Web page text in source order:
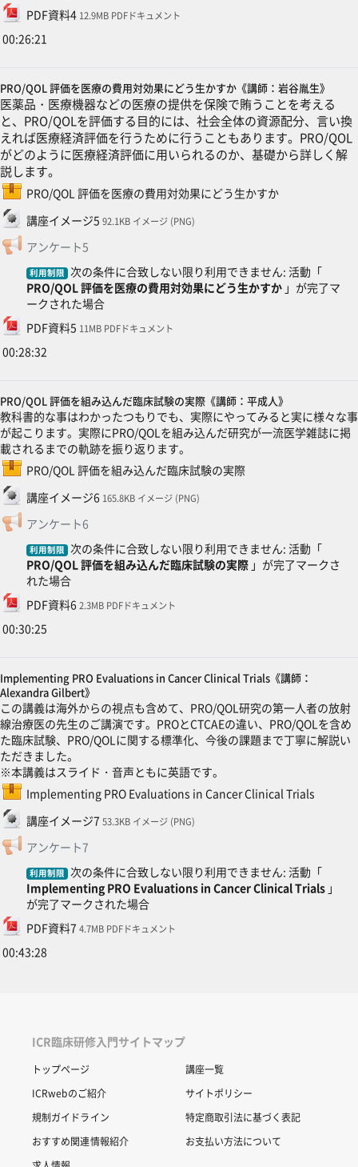
PDF資料4
ファイル12.9MB PDFドキュメント
00:26:21
PRO/QOL 評価を医療の費用対効果にどう生かすか《講師：岩谷胤生》
医薬品・医療機器などの医療の提供を保険で賄うことを考える
と、PRO/QOLを評価する目的には、社会全体の資源配分、言い換
えれば医療経済評価を行うために行うこともあります。PRO/QOL
がどのように医療経済評価に用いられるのか、基礎から詳しく解
説します。
PRO/QOL 評価を医療の費用対効果にどう生かすかSCORMパッケージ
講座イメージ5ファイル92.1KB イメージ (PNG)
アンケート5フィードバック
利用制限 次の条件に合致しない限り利用できません: 活動「
PRO/QOL 評価を医療の費用対効果にどう生かすか」が完了マ
ークされた場合
PDF資料5
ファイル11MB PDFドキュメント
00:28:32
PRO/QOL 評価を組み込んだ臨床試験の実際《講師：平成人》
教科書的な事はわかったつもりでも、実際にやってみると実に様々な事
が起こります。実際にPRO/QOLを組み込んだ研究が一流医学雑誌に掲
載されるまでの軌跡を振り返ります。
PRO/QOL 評価を組み込んだ臨床試験の実際SCORMパッケージ
講座イメージ6ファイル165.8KB イメージ (PNG)
アンケート6フィードバック
利用制限 次の条件に合致しない限り利用できません: 活動「
PRO/QOL 評価を組み込んだ臨床試験の実際」が完了マークさ
れた場合
PDF資料6
ファイル2.3MB PDFドキュメント
00:30:25
Implementing PRO Evaluations in Cancer Clinical Trials《講師：
Alexandra Gilbert》
この講義は海外からの視点も含めて、PRO/QOL研究の第一人者の放射
線治療医の先生のご講演です。PROとCTCAEの違い、PRO/QOLを含め
た臨床試験、PRO/QOLに関する標準化、今後の課題まで丁寧に解説い
ただきました。
※本講義はスライド・音声ともに英語です。
Implementing PRO Evaluations in Cancer Clinical TrialsSCORMパッ
講座イメージ7ファイル53.3KB イメージ (PNG)
アンケート7フィードバック
利用制限 次の条件に合致しない限り利用できません: 活動「
Implementing PRO Evaluations in Cancer Clinical Trials」
が完了マークされた場合
PDF資料7
ファイル4.7MB PDFドキュメント
00:43:28
ICR臨床研修入門サイトマップ
トップページ
ICRwebのご紹介
規制ガイドライン
おすすめ関連情報紹介
講座一覧
サイトポリシー
特定商取引法に基づく表記
お支払い方法について